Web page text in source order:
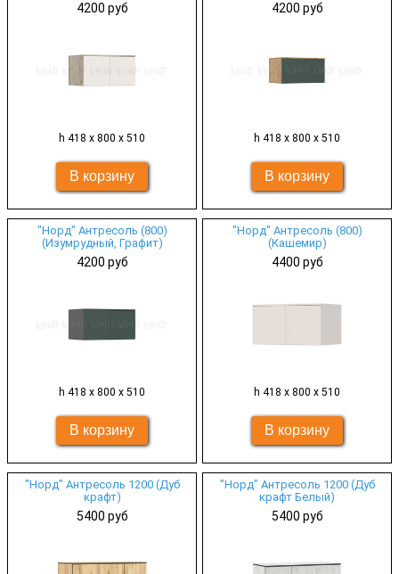
4200 руб
h 418 х 800 х 510
4200 руб
h 418 х 800 х 510
"Норд" Антресоль (800)
(Изумрудный, Графит)
4200 руб
h 418 х 800 х 510
"Норд" Антресоль (800)
(Кашемир)
4400 руб
h 418 х 800 х 510
"Норд" Антресоль 1200 (Дуб
крафт)
5400 руб
"Норд" Антресоль 1200 (Дуб
крафт Белый)
5400 руб